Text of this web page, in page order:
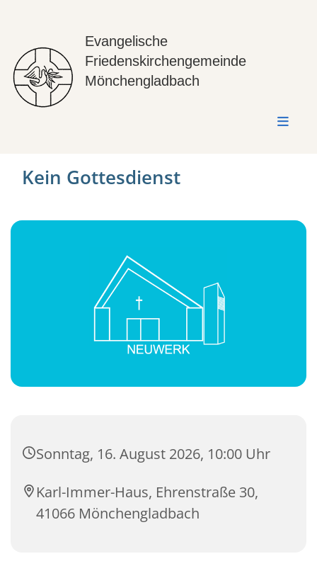
Evangelische
Friedenskirchengemeinde
Mönchengladbach
Kein Gottesdienst
Sonntag, 16. August 2026, 10:00 Uhr
Karl-Immer-Haus, Ehrenstraße 30,
41066 Mönchengladbach